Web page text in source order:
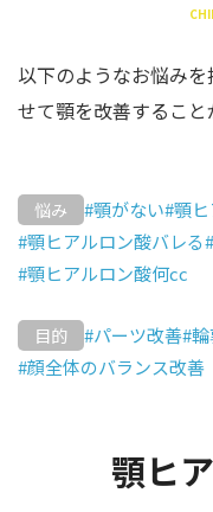
以下のようなお悩み
せて顎を改善すること
悩み #顎がない#顎
#顎ヒアルロン酸バレる
#顎ヒアルロン酸何cc
目的 #パーツ改善#
#顔全体のバランス改善
顎ヒ